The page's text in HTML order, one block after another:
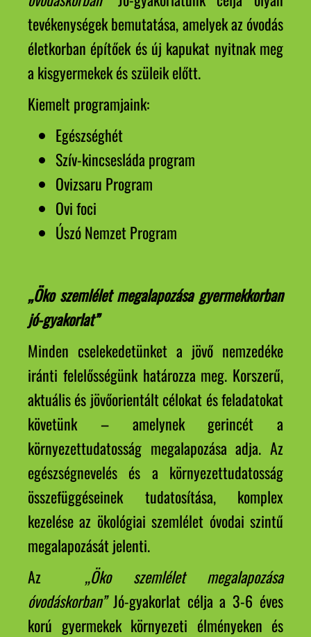
tevékenységek bemutatása, amelyek az óvodás
életkorban építőek és új kapukat nyitnak meg
a kisgyermekek és szüleik előtt.
Kiemelt programjaink:
Egészséghét
Szív-kincsesláda program
Ovizsaru Program
Ovi foci
Úszó Nemzet Program
„Öko szemlélet megalapozása gyermekkorban
jó-gyakorlat”
Minden cselekedetünket a jövő nemzedéke
iránti felelősségünk határozza meg. Korszerű,
aktuális és jövőorientált célokat és feladatokat
követünk – amelynek gerincét a
környezettudatosság megalapozása adja. Az
egészségnevelés és a környezettudatosság
összefüggéseinek tudatosítása, komplex
kezelése az ökológiai szemlélet óvodai szintű
megalapozását jelenti.
Az „Öko szemlélet megalapozása
óvodáskorban”Jó-gyakorlat célja a 3-6 éves
korú gyermekek környezeti élményeken és